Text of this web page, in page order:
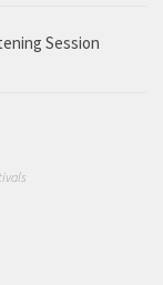
Session